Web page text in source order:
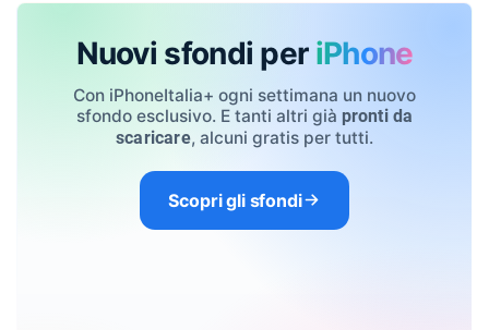
Nuovi sfondi per iPhone
Con iPhoneItalia+ ogni settimana un nuovo
sfondo esclusivo. E tanti altri già pronti da
scaricare, alcuni gratis per tutti.
Scopri gli sfondi